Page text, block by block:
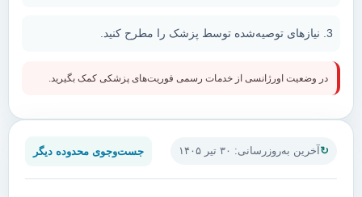
آخرین به‌روزرسانی: ۳۰ تیر ۱۴۰۵ جست‌وجوی محدوده دیگر
نیازهای توصیه‌شده توسط پزشک را مطرح کنید.
در وضعیت اورژانسی از خدمات رسمی فوریت‌های پزشکی کمک بگیرید.